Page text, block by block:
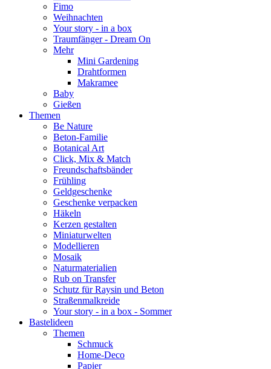
Fimo
Weihnachten
Your story - in a box
Traumfänger - Dream On
Mehr
Mini Gardening
Drahtformen
Makramee
Baby
Gießen
Themen
Be Nature
Beton-Familie
Botanical Art
Click, Mix & Match
Freundschaftsbänder
Frühling
Geldgeschenke
Geschenke verpacken
Häkeln
Kerzen gestalten
Miniaturwelten
Modellieren
Mosaik
Naturmaterialien
Rub on Transfer
Schutz für Raysin und Beton
Straßenmalkreide
Your story - in a box - Sommer
Bastelideen
Themen
Schmuck
Home-Deco
Papier